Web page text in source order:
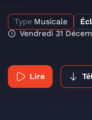
Type Musicale
Vendredi 31
Lire